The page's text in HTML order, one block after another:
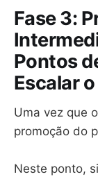
Fase 3:
Pontos
Escalar
Uma vez que
promoção do
Neste ponto,